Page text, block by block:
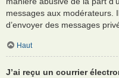
messages aux modérateurs.
d’envoyer des messages
Haut
J’ai reçu un courrier